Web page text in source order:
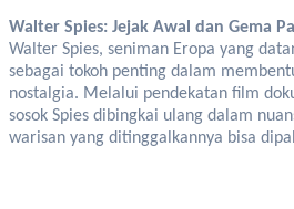
Walter Spies: Jejak Awal dan Gema
Walter Spies, seniman Eropa yang
sebagai tokoh penting dalam
nostalgia. Melalui pendekatan film
sosok Spies dibingkai ulang dalam
warisan yang ditinggalkannya bisa